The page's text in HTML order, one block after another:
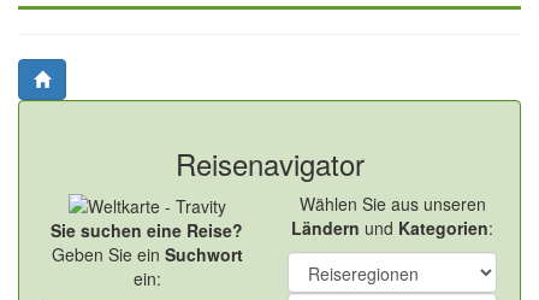
Reisenavigator
Sie suchen eine Reise?
Geben Sie ein Suchwort
ein:
Wählen Sie aus unseren
Ländern und Kategorien: